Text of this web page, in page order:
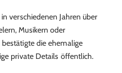
verschiedenen Jahren über
Musikern oder
die ehemalige
private Details öffentlich.